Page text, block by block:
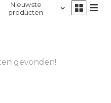
Nieuwste
producten
gevonden!